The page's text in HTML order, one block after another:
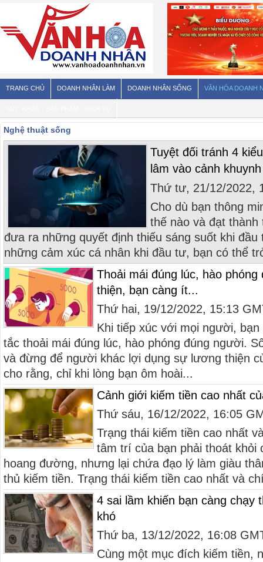
TRANG CHỦ DOANH NHÂN LÀM DOANH NHÂN SỐNG VĂN HÓA DOANH
Nghệ thuật sống
Tuyệt đối tránh 4
lâm vào cảnh
Thứ tư, 21/12/2022,
Cho dù bạn thông
thế nào và đạt
đưa ra những quyết định thiếu sáng suốt khi
những cảm xúc cá nhân khi đầu tư, bạn có thể
Thoải mái đúng lúc, hào
thiện, bạn càng ít...
Thứ hai, 19/12/2022, 15:13
Khi tiếp xúc với mọi người,
tắc thoải mái đúng lúc, hào phóng đúng người.
và đừng để người khác lợi dụng sự lương thiện
cho rằng, chỉ khi lòng bạn ôm hoài...
Cảnh giới kiếm tiền cao nhất
Thứ sáu, 16/12/2022, 16:05
Trạng thái kiếm tiền cao nhất
tâm trí của bạn phải thoát khỏi
hoang đường, nhưng lại chứa đạo lý làm giàu
thủ kiếm tiền. Trạng thái kiếm tiền cao nhất và
4 sai lầm khiến bạn càng chạy
khó
Thứ ba, 13/12/2022, 16:08
Cùng một mục đích kiếm tiền,